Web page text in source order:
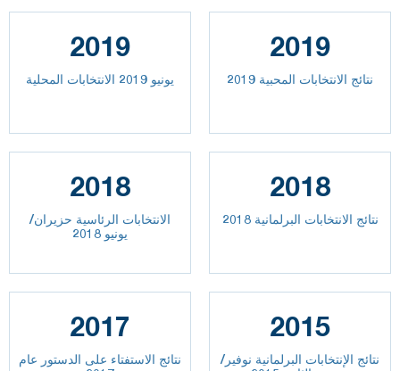
2019
يونيو 2019 الانتخابات المحلية
2019
نتائج الانتخابات المحبية 2019
2018
الانتخابات الرئاسية حزيران/
يونيو 2018
2018
نتائج الانتخابات البرلمانية 2018
2017
نتائج الاستفتاء على الدستور عام
2015
نتائج الإنتخابات البرلمانية نوفير/